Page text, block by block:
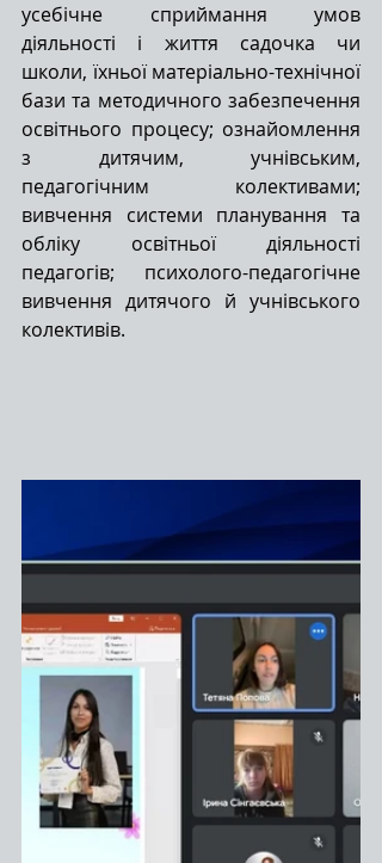
усебічне сприймання умов
діяльності і життя садочка чи
школи, їхньої матеріально-технічної
бази та методичного забезпечення
освітнього процесу; ознайомлення
з дитячим, учнівським,
педагогічним колективами;
вивчення системи планування та
обліку освітньої діяльності
педагогів; психолого-педагогічне
вивчення дитячого й учнівського
колективів.